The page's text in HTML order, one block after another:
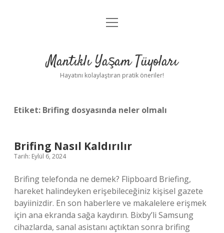
Anasayfa
Yasal Uyarı
menüyü
Mantıklı Yaşam Tüyoları
Hayatını kolaylaştıran pratik öneriler!
Etiket: Brifing dosyasında neler olmalı
Brifing Nasıl Kaldırılır
Tarih: Eylül 6, 2024
Brifing telefonda ne demek? Flipboard Briefing,
hareket halindeyken erişebileceğiniz kişisel gazete
bayiinizdir. En son haberlere ve makalelere erişmek
için ana ekranda sağa kaydırın. Bixby’li Samsung
cihazlarda, sanal asistanı açtıktan sonra brifing